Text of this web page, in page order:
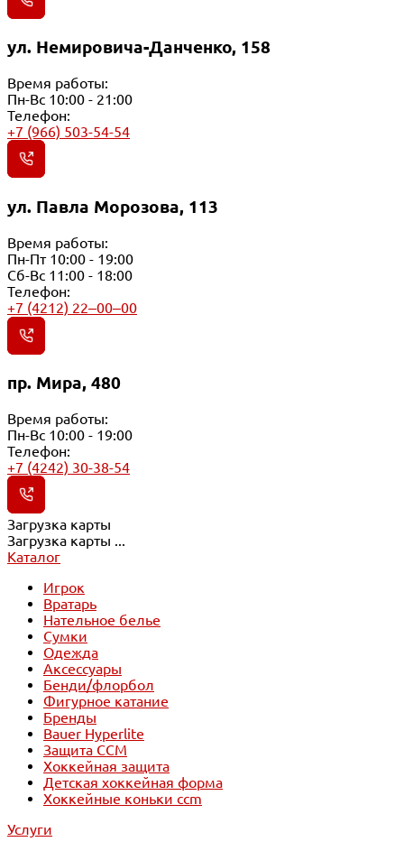
ул. Немировича-Данченко, 158
Время работы:
Пн-Вс 10:00 - 21:00
Телефон:
+7 (966) 503-54-54
ул. Павла Морозова, 113
Время работы:
Пн-Пт 10:00 - 19:00
Сб-Вс 11:00 - 18:00
Телефон:
+7 (4212) 22‒00‒00
пр. Мира, 480
Время работы:
Пн-Вс 10:00 - 19:00
Телефон:
+7 (4242) 30-38-54
Загрузка карты
Загрузка карты ...
Каталог
Игрок
Вратарь
Нательное белье
Сумки
Одежда
Аксессуары
Бенди/флорбол
Фигурное катание
Бренды
Bauer Hyperlite
Защита CCM
Хоккейная защита
Детская хоккейная форма
Хоккейные коньки ccm
Услуги